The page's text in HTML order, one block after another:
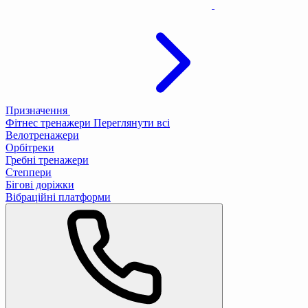
Призначення
Фітнес тренажери Переглянути всі
Велотренажери
Орбітреки
Гребні тренажери
Степпери
Бігові доріжки
Вібраційні платформи